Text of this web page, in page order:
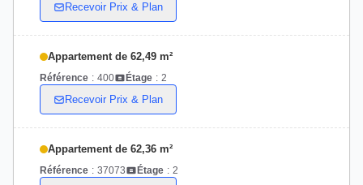
Recevoir Prix & Plan
Appartement de 62,49 m²
Référence : 400 Étage : 2
Recevoir Prix & Plan
Appartement de 62,36 m²
Référence : 37073 Étage : 2